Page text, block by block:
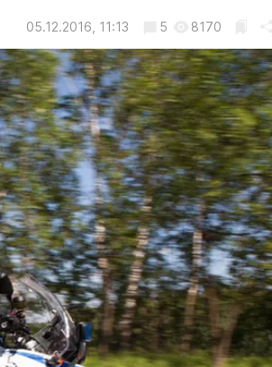
05.12.2016, 11:13 5 8170